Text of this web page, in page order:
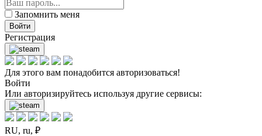
Запомнить меня
Войти
Регистрация
Для этого вам понадобится авторизоваться!
Войти
Или авторизируйтесь используя другие сервисы:
RU, ru, ₽